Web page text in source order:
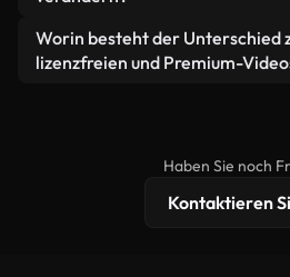
weiterverbreiten.
Videomaterial.
Ja. Sie dürfen unsere Videos
bearbeiten oder neu
Worin besteht der Unterschied
lizenzfreien und Premium-
erweiterten Lizenzschutz
Haben Sie noch
Kontaktieren